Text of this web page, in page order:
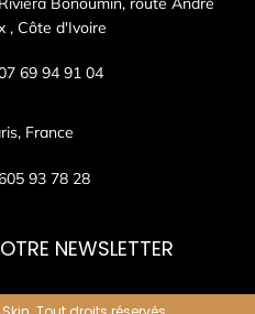
, Côte d'Ivoire
69 94 91 04
France
93 78 28
NEWSLETTER